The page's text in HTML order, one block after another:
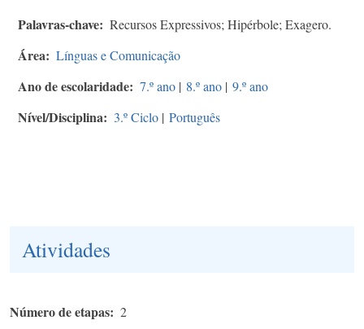
Palavras-chave Recursos Expressivos; Hipérbole; Exagero.
Área Línguas e Comunicação
Ano de escolaridade 7.º ano | 8.º ano | 9.º ano
Nível/Disciplina 3.º Ciclo | Português
Atividades
Número de etapas 2